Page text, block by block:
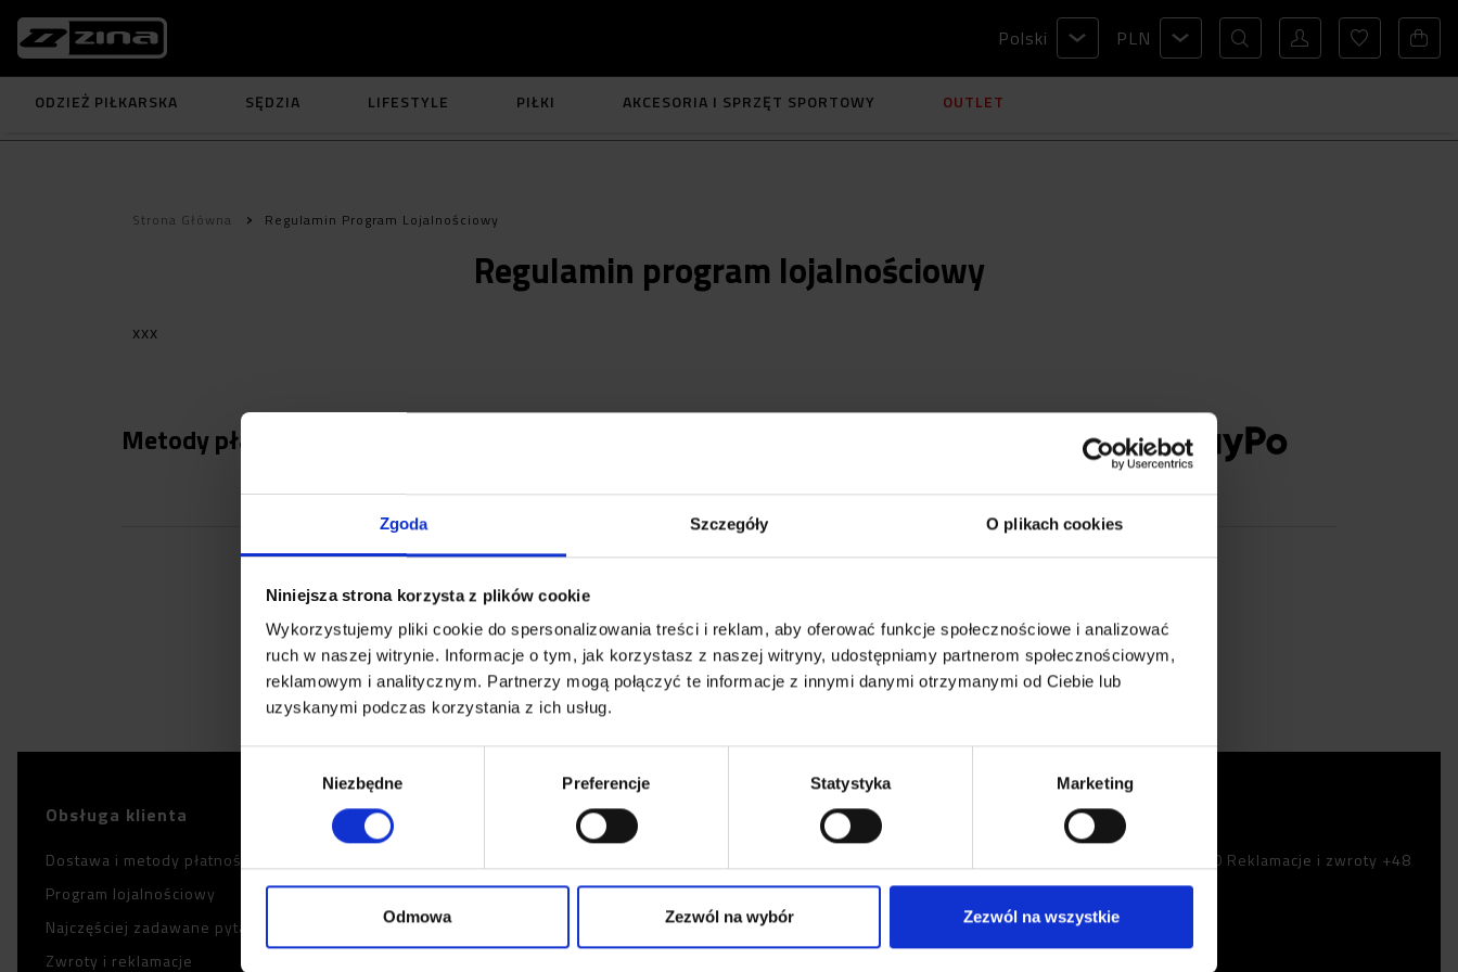
Zgoda Szczegóły O plikach cookies
Niniejsza strona korzysta z plików cookie
Wykorzystujemy pliki cookie do spersonalizowania treści i reklam, aby oferować funkcje społecznościowe i analizować
ruch w naszej witrynie. Informacje o tym, jak korzystasz z naszej witryny, udostępniamy partnerom społecznościowym,
reklamowym i analitycznym. Partnerzy mogą połączyć te informacje z innymi danymi otrzymanymi od Ciebie lub
uzyskanymi podczas korzystania z ich usług.
Wybór
Niezbędne Preferencje Statystyka Marketing
Odmowa Zezwól na wybór Zezwól na wszystkie
Polski PLN
ODZIEŻ PIŁKARSKA SĘDZIA LIFESTYLE PIŁKI AKCESORIA I SPRZĘT SPORTOWY OUTLET
Strona Główna Regulamin Program Lojalnościowy
Regulamin program lojalnościowy
xxx
Metody płatności
Otrzymuj na bieżąco informacje onowościach i ofertach specjalnychw sklepie Zina
Podaj adres email
Obsługa klienta
Dostawa i metody płatności
Program lojalnościowy
Najczęściej zadawane pytania
Zwroty i reklamacje
Zina Polska
Dystrybutorzy
Katalogi produktowe
Polityka prywatności
Regulamin program lojalnościowy
Dane kontaktowe
Obsługa klienta +48 632 799 820 Reklamacje i zwroty +48
505 425 170
sklep@zina.pl
Godziny pracy sklepu